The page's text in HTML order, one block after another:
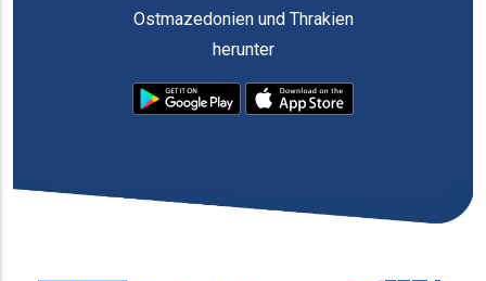
Ostmazedonien und Thrakien
herunter